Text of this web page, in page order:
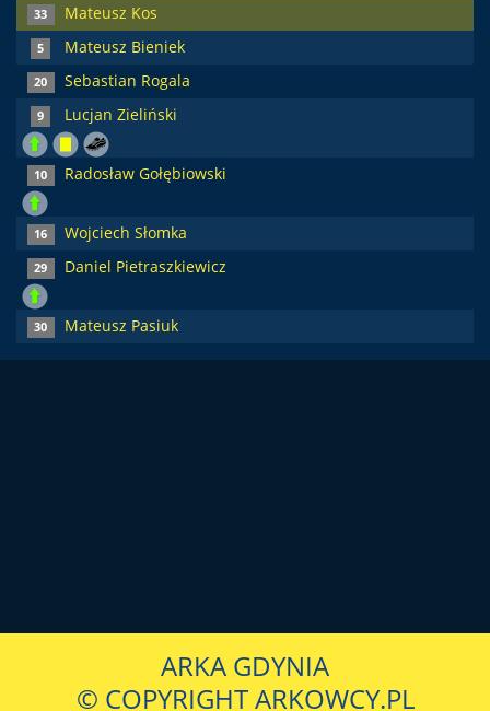
33 Mateusz Kos
5 Mateusz Bieniek
20 Sebastian Rogala
9 Lucjan Zieliński
10 Radosław Gołębiowski
16 Wojciech Słomka
29 Daniel Pietraszkiewicz
30 Mateusz Pasiuk
ARKA GDYNIA
© COPYRIGHT ARKOWCY.PL